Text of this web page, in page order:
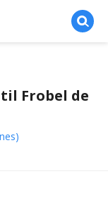
colegios
Frobel de